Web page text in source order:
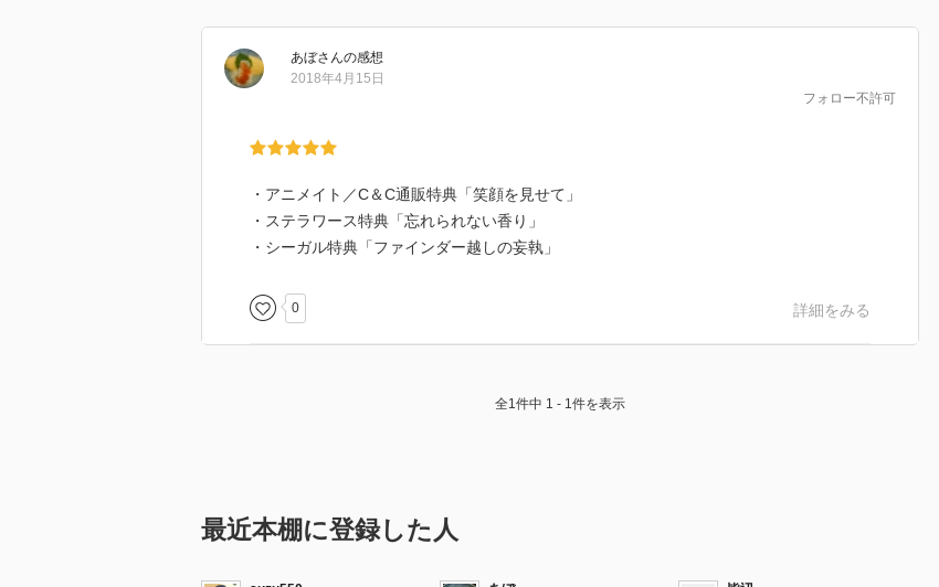
あぼさんの感想
フォロー不許可
2018年4月15日
・アニメイト／C＆C通販特典「笑顔を見せて」
・ステラワース特典「忘れられない香り」
・シーガル特典「ファインダー越しの妄執」
0 詳細をみる
全1件中 1 - 1件を表示
最近本棚に登録した人